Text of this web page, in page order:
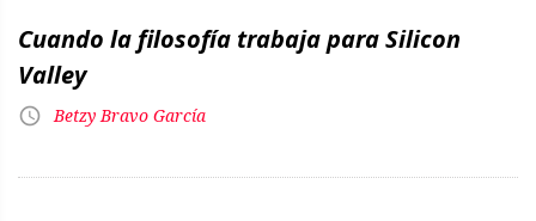
Cuando la filosofía trabaja para Silicon
Valley
Betzy Bravo García